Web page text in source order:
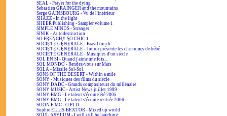
SEAL - Prayer for the dying
Sebastien GRAINGER and the mountains
Serge GAINSBOURG - Vu de l'intérieur
SHAZZ - In the light
SHEER Publishing - Sampler volume 1
SIMPLE MINDS - Stranger
SINIK - Autodestruction
SO FRENCHY SO CHIC 1
SOCIÉTÉ GÉNÉRALE - Brasil touch
SOCIÉTÉ GÉNÉRALE - Junior présente les classiques de bébé
SOCIÉTÉ GÉNÉRALE - Musiques d'un siècle
SOL EN SI - Quand j'aime une fois...
SOL MONDO - Rendez-vous sur Mars
SOLA - Missile Sol-Sol
SONS OF THE DESERT - Within a mile
SONY - Musiques des films du siècle
SONY DADC - Grands compositeurs du millénaire
SONY MUSIC - Artist News juillet 1999
SONY-BMG - Le talent s'écoute été 2005
SONY-BMG - Le talent s'écoute rentrée 2006
SOON E MC - O.P.I.D.
Sophie ELLIS-BEXTOR - Mixed up world
SOUL ASYLUM - I will still be laughing